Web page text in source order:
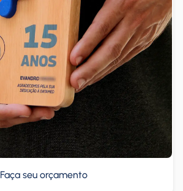
Faça seu orçamento